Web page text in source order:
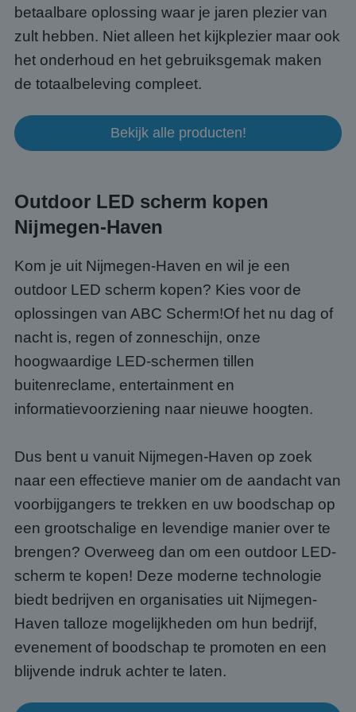
betaalbare oplossing waar je jaren plezier van
zult hebben. Niet alleen het kijkplezier maar ook
het onderhoud en het gebruiksgemak maken
de totaalbeleving compleet.
Bekijk alle producten!
Outdoor LED scherm kopen
Nijmegen-Haven
Kom je uit Nijmegen-Haven en wil je een
outdoor LED scherm kopen? Kies voor de
oplossingen van ABC Scherm!Of het nu dag of
nacht is, regen of zonneschijn, onze
hoogwaardige LED-schermen tillen
buitenreclame, entertainment en
informatievoorziening naar nieuwe hoogten.
Dus bent u vanuit Nijmegen-Haven op zoek
naar een effectieve manier om de aandacht van
voorbijgangers te trekken en uw boodschap op
een grootschalige en levendige manier over te
brengen? Overweeg dan om een outdoor LED-
scherm te kopen! Deze moderne technologie
biedt bedrijven en organisaties uit Nijmegen-
Haven talloze mogelijkheden om hun bedrijf,
evenement of boodschap te promoten en een
blijvende indruk achter te laten.